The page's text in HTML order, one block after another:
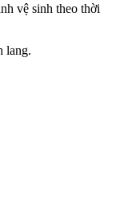
vệ sinh theo thời
lang.